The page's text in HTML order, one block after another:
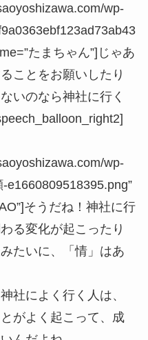
wp-
たまちゃん”]じゃあ
ことをお願いしたり
いのなら神社に行く
wp-
e1660809518395.png”
そうだね！神社に行
る変化が起こったり
たいに、「情」はあ
社によく行く人は、
がよく起こって、成